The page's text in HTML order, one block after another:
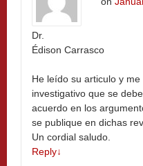
Dr.
Édison Carrasco
He leído su articulo y
investigativo que se
acuerdo en los
se publique en dichas
Un cordial saludo.
Reply↓